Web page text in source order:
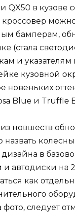
QX50 в кузове
можно
бамперам,
(стала
и указателям
кузовной
новеньких
Blue и Truffle
новшеств
в
автодиски на
как
фото, следует